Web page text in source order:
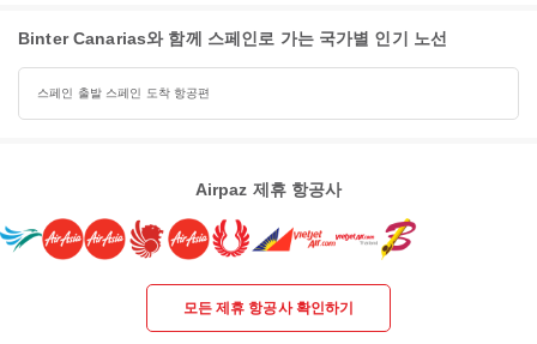
Binter Canarias와 함께 스페인로 가는 국가별 인기 노선
스페인 출발 스페인 도착 항공편
Airpaz 제휴 항공사
모든 제휴 항공사 확인하기